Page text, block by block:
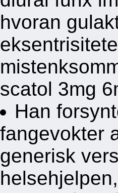
hvoran
scatol 3mg
Han
fangevokter
generisk